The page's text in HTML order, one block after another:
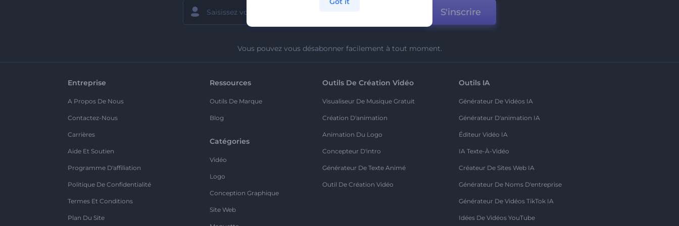
S'inscrire
Vous pouvez vous désabonner facilement à tout moment.
Entreprise
A Propos De Nous
Contactez-Nous
Carrières
Aide Et Soutien
Programme D'affiliation
Politique De Confidentialité
Termes Et Conditions
Plan Du Site
Ressources
Outils De Marque
Blog
Catégories
Vidéo
Logo
Conception Graphique
Site Web
Outils De Création Vidéo
Visualiseur De Musique Gratuit
Création D'animation
Animation Du Logo
Concepteur D'intro
Générateur De Texte Animé
Outil De Création Vidéo
Outils IA
Générateur De Vidéos IA
Générateur D'animation IA
Éditeur Vidéo IA
IA Texte-À-Vidéo
Créateur De Sites Web IA
Générateur De Noms D'entreprise
Générateur De Vidéos TikTok IA
Idées De Vidéos YouTube